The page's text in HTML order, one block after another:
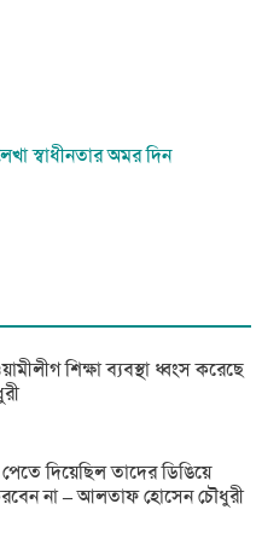
স্বাধীনতার অমর দিন
শিক্ষা ব্যবস্থা ধ্বংস করেছে
দিয়েছিল তাদের ডিঙিয়ে
করবেন না – আলতাফ হোসেন চৌধুরী